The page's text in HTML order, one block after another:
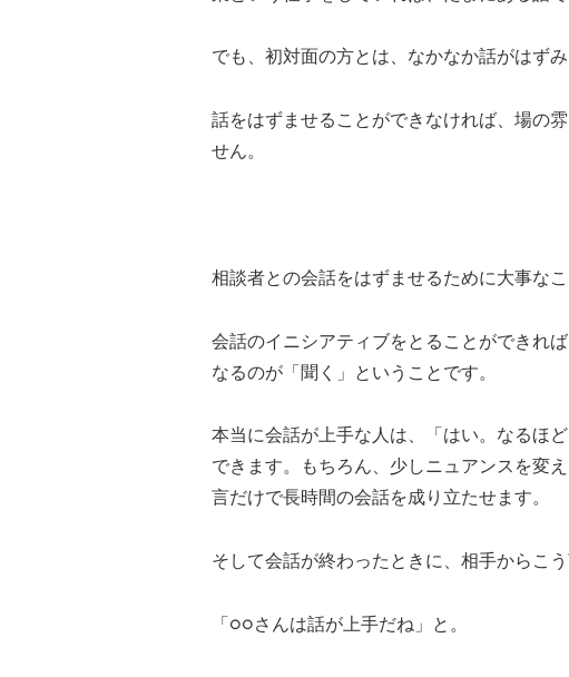
でも、初対面の方とは、なかなか話がはずみ
話をはずませることができなければ、場の
せん。
相談者との会話をはずませるために大事な
会話のイニシアティブをとることができれ
なるのが「聞く」ということです。
本当に会話が上手な人は、「はい。なるほ
できます。もちろん、少しニュアンスを変
言だけで長時間の会話を成り立たせます。
そして会話が終わったときに、相手からこう
「○○さんは話が上手だね」と。